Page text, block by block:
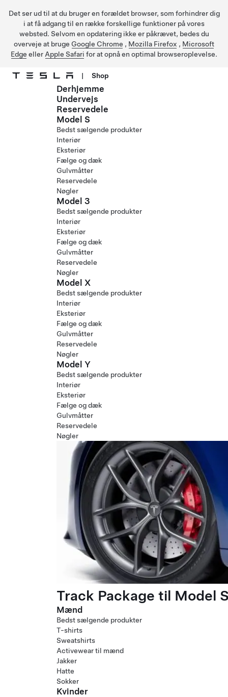
Det ser ud til at du bruger en forældet browser, som forhindrer dig
i at få adgang til en række forskellige funktioner på vores
websted. Selvom en opdatering ikke er påkrævet, bedes du
overveje at bruge Google Chrome , Mozilla Firefox , Microsoft
Edge eller Apple Safari for at opnå en optimal browseroplevelse.
Gå til hovedindhold
| Shop
Derhjemme
Undervejs
Reservedele
Model S
Bedst sælgende produkter
Interiør
Eksteriør
Fælge og dæk
Gulvmåtter
Reservedele
Nøgler
Model 3
Bedst sælgende produkter
Interiør
Eksteriør
Fælge og dæk
Gulvmåtter
Reservedele
Nøgler
Model X
Bedst sælgende produkter
Interiør
Eksteriør
Fælge og dæk
Gulvmåtter
Reservedele
Nøgler
Model Y
Bedst sælgende produkter
Interiør
Eksteriør
Fælge og dæk
Gulvmåtter
Reservedele
Nøgler
Track Package til Model
Mænd
Bedst sælgende produkter
T-shirts
Sweatshirts
Activewear til mænd
Jakker
Hatte
Sokker
Kvinder